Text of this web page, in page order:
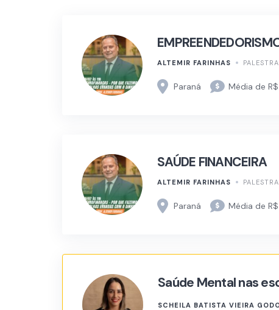
ALTEMIR FARINHAS PALESTRA
Paraná Média de
SAÚDE FINANCEIRA
ALTEMIR FARINHAS PALESTRA
Paraná Média de
Saúde Mental nas
SCHEILA BATISTA VIEIRA